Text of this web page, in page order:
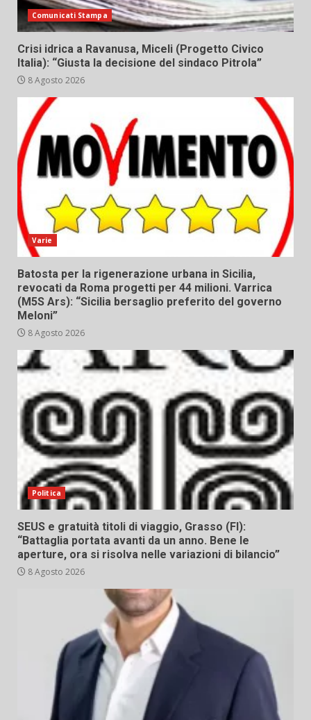
Comunicati Stampa
Crisi idrica a Ravanusa, Miceli (Progetto Civico
Italia): “Giusta la decisione del sindaco Pitrola”
8 Agosto 2026
Varie
Batosta per la rigenerazione urbana in Sicilia,
revocati da Roma progetti per 44 milioni. Varrica
(M5S Ars): “Sicilia bersaglio preferito del governo
Meloni”
8 Agosto 2026
Politica
SEUS e gratuità titoli di viaggio, Grasso (FI):
“Battaglia portata avanti da un anno. Bene le
aperture, ora si risolva nelle variazioni di bilancio”
8 Agosto 2026